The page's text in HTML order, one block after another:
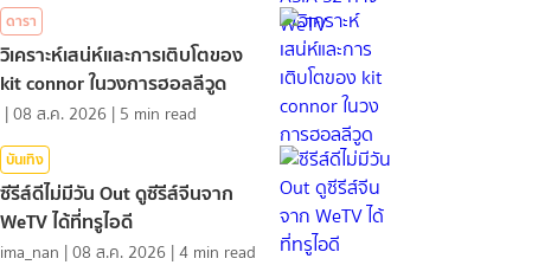
ดารา
วิเคราะห์เสน่ห์และการเติบโตของ
kit connor ในวงการฮอลลีวูด
|08 ส.ค. 2026 | 5 min read
บันเทิง
ซีรีส์ดีไม่มีวัน Out ดูซีรีส์จีนจาก
WeTV ได้ที่ทรูไอดี
ima_nan |08 ส.ค. 2026 |4 min read